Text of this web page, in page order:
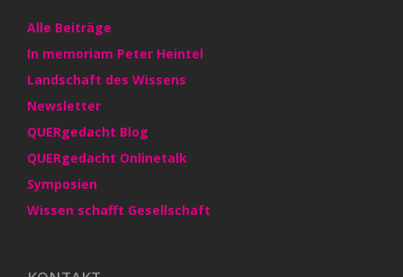
Alle Beiträge
In memoriam Peter Heintel
Landschaft des Wissens
Newsletter
QUERgedacht Blog
QUERgedacht Onlinetalk
Symposien
Wissen schafft Gesellschaft